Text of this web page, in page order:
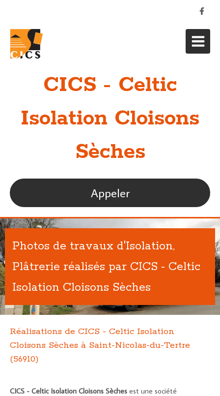
CICS - Celtic
Isolation Cloisons
Sèches
Appeler
Photos de travaux d'Isolation,
Plâtrerie réalisés par CICS - Celtic
Isolation Cloisons Sèches
Réalisations de CICS - Celtic Isolation
Cloisons Sèches à Saint-Nicolas-du-Tertre
(56910)
CICS - Celtic Isolation Cloisons Sèches est une société